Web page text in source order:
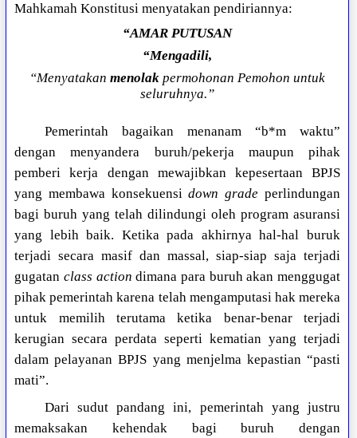
Mahkamah Konstitusi menyatakan pendiriannya:
“AMAR PUTUSAN
“Mengadili,
“Menyatakanmenolak permohonan Pemohon untuk
seluruhnya.”
Pemerintah bagaikan menanam “b*m waktu”
dengan menyandera buruh/pekerja maupun pihak
pemberi kerja dengan mewajibkan kepesertaan BPJS
yang membawa konsekuensidown grade perlindungan
bagi buruh yang telah dilindungi oleh program asuransi
yang lebih baik. Ketika pada akhirnya hal-hal buruk
terjadi secara masif dan massal, siap-siap saja terjadi
gugatan class action dimana para buruh akan menggugat
pihak pemerintah karena telah mengamputasi hak mereka
untuk memilih terutama ketika benar-benar terjadi
kerugian secara perdata seperti kematian yang terjadi
dalam pelayanan BPJS yang menjelma kepastian “pasti
mati”.
Dari sudut pandang ini, pemerintah yang justru
memaksakan kehendak bagi buruh dengan